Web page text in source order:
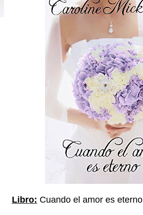
Libro: Cuando el amor es eterno